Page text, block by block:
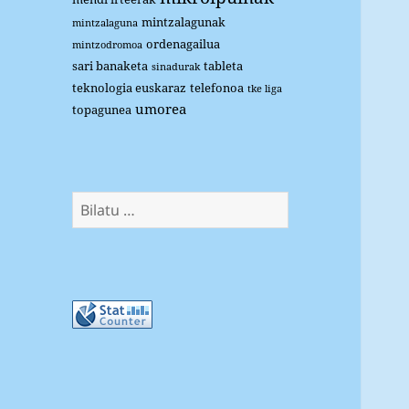
mintzalaguna mintzalagunak
mintzodromoa ordenagailua
sari banaketa sinadurak tableta
teknologia euskaraz telefonoa tke liga
topagunea umorea
Bilatu: